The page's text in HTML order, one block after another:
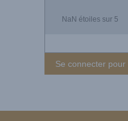
NaN étoiles sur 5
Se connecter